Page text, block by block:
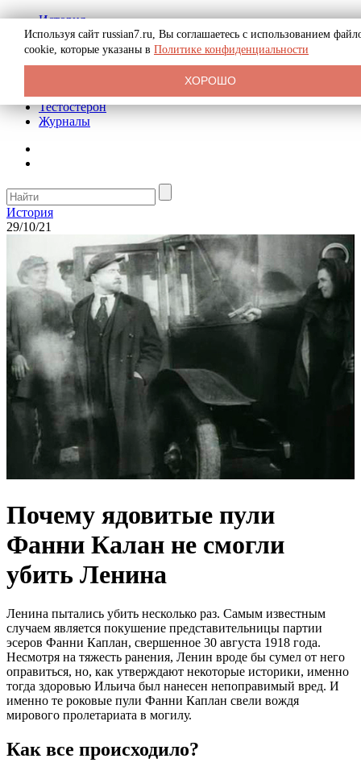
История
Биография
Криминал
Реклама на сайте
Тестостерон
Журналы
История
29/10/21
Почему ядовитые пули
Фанни Калан не смогли
убить Ленина
Ленина пытались убить несколько раз. Самым известным
случаем является покушение представительницы партии
эсеров Фанни Каплан, свершенное 30 августа 1918 года.
Несмотря на тяжесть ранения, Ленин вроде бы сумел от него
оправиться, но, как утверждают некоторые историки, именно
тогда здоровью Ильича был нанесен непоправимый вред. И
именно те роковые пули Фанни Каплан свели вождя
мирового пролетариата в могилу.
Как все происходило?
Используя сайт russian7.ru, Вы соглашаетесь с использованием
cookie, которые указаны в Политике конфиденциальности
ХОРОШО